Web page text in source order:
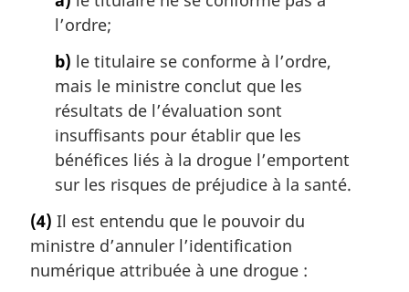
l’ordre;
b) le titulaire se conforme à l’ordre,
mais le ministre conclut que les
résultats de l’évaluation sont
insuffisants pour établir que les
bénéfices liés à la drogue l’emportent
sur les risques de préjudice à la santé.
(4) Il est entendu que le pouvoir du
ministre d’annuler l’identification
numérique attribuée à une drogue :